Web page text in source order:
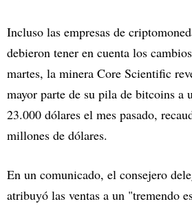
Incluso las empresas de
debieron tener en cuenta los
martes, la minera Core Scientific
mayor parte de su pila de bitcoins a
23.000 dólares el mes pasado,
millones de dólares.
En un comunicado, el consejero
atribuyó las ventas a un "tremendo